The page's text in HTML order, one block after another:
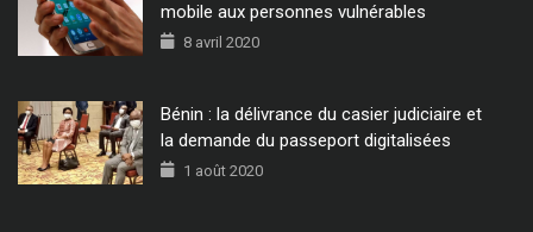
mobile aux personnes vulnérables
8 avril 2020
Bénin : la délivrance du casier judiciaire et
la demande du passeport digitalisées
1 août 2020